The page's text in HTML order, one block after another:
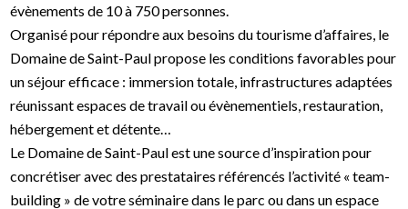
évènements de 10 à 750 personnes.
Organisé pour répondre aux besoins du tourisme d’affaires, le
Domaine de Saint-Paul propose les conditions favorables pour
un séjour efficace : immersion totale, infrastructures adaptées
réunissant espaces de travail ou évènementiels, restauration,
hébergement et détente…
Le Domaine de Saint-Paul est une source d’inspiration pour
concrétiser avec des prestataires référencés l’activité « team-
building » de votre séminaire dans le parc ou dans un espace